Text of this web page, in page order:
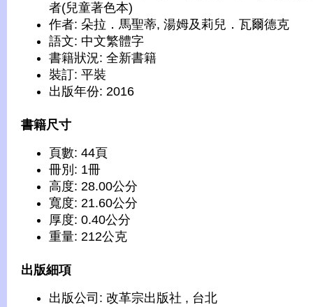
者(兒童著色本)
作者: 朵拉．馬聖蒂, 湯姆及莉兒．瓦爾德克
語文: 中文繁體字
書籍狀況: 全新書籍
裝訂: 平裝
出版年份: 2016
書籍尺寸
頁數: 44頁
冊別: 1冊
高度: 28.00公分
寬度: 21.60公分
厚度: 0.40公分
重量: 212公克
出版細項
出版公司: 改革宗出版社 , 台北